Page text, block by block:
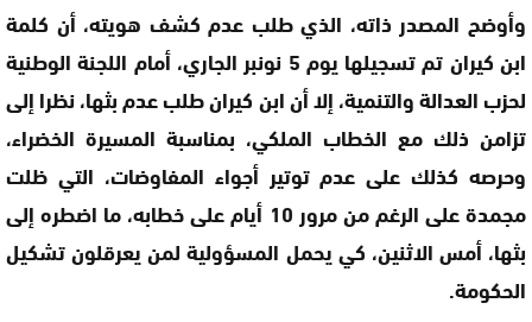
وأوضح المصدر ذاته، الذي طلب عدم كشف هويته، أن كلمة
ابن كيران تم تسجيلها يوم 5 نونبر الجاري، أمام اللجنة الوطنية
لحزب العدالة والتنمية، إلا أن ابن كيران طلب عدم بثها، نظرا إلى
تزامن ذلك مع الخطاب الملكي، بمناسبة المسيرة الخضراء،
وحرصه كذلك على عدم توتير أجواء المفاوضات، التي ظلت
مجمدة على الرغم من مرور 10 أيام على خطابه، ما اضطره إلى
بثها، أمس الاثنين، كي يحمل المسؤولية لمن يعرقلون تشكيل
الحكومة.